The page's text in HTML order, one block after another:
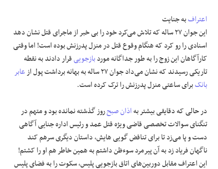
اعترافبه جنایت
این جوان ۲۷ ساله که تلاش می‌کرد خود را بی خبر از ماجرای قتل نشان دهد
اسنادی را رو کرد که هنگام وقوع قتل در منزل پدرزنش بوده است! اما وقتی
کارآگاهان این زوج را به طور جداگانه موردبازجوییقرار دادند به نقطه
تاریکی رسیدند که نشان می‌داد جوان ۲۷ ساله به بهانه برداشت پول از
عابر
بانکبرای ساعتی منزل پدرزنش را ترک کرده است.
در حالی که دقایقی بیشتر بهاذان صبحروز گذشته نمانده بود و متهم در
تنگنای سوالات تخصصی قاضی ویژه قتل عمد و رئیس اداره جنایی آگاهی
دست و پا می‌زد تا برای تناقض گویی هایش، داستان دیگری سرهم کند
ناگهان فریاد زد به آن پیرمرد سوءظن داشتم به همین خاطر هم او را کشتم!
این اعتراف مقابل دوربین‌های اتاق بازجویی پلیس، سکوت را به فضای پلیس